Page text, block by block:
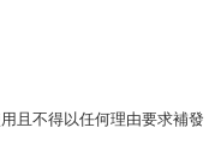
且不得以任何理由要求補發